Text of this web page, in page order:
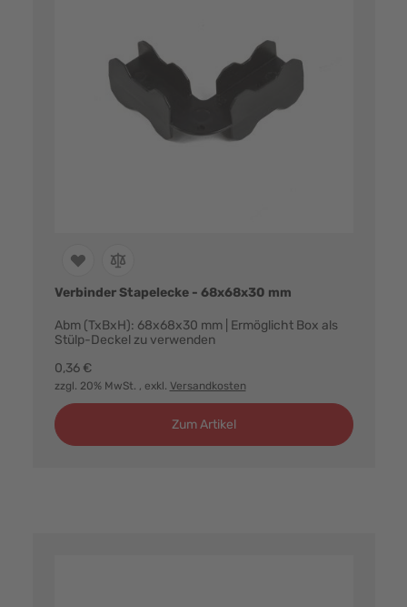
Verbinder Stapelecke - 68x68x30 mm
Abm (TxBxH): 68x68x30 mm | Ermöglicht Box als
Stülp-Deckel zu verwenden
0,36 €
zzgl. 20% MwSt. , exkl. Versandkosten
Zum Artikel